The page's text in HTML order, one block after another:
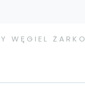
WĘGIEL ŻARKO